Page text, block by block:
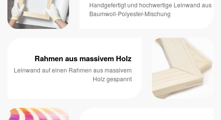
Handgefertigt und hochwertige Leinwand aus
Baumwoll-Polyester-Mischung
Rahmen aus massivem Holz
Leinwand auf einen Rahmen aus massivem
Holz gespannt